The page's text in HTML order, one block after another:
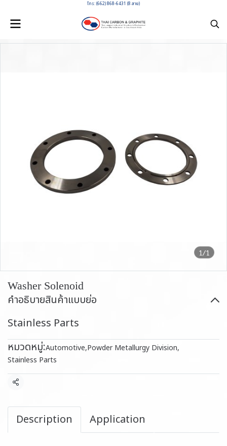
โทร: (662) 868-6431 (8 สาย)
1/1
Washer Solenoid
คำอธิบายสินค้าแบบย่อ
Stainless Parts
หมวดหมู่:Automotive,Powder Metallurgy Division,
Stainless Parts
แชร์
Description Application